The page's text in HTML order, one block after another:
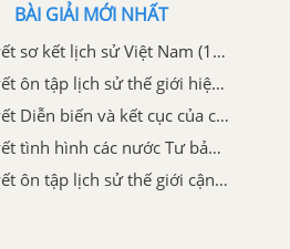
BÀI GIẢI MỚI NHẤT
Lý thuyết sơ kết lịch sử Việt Nam (1858-1918)
Lý thuyết ôn tập lịch sử thế giới hiện đại
Lý thuyết Diễn biến và kết cục của chiến tranh
Lý thuyết tình hình các nước Tư bản giữa hai cuộc chiến
Lý thuyết ôn tập lịch sử thế giới cận đại